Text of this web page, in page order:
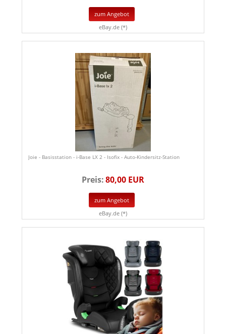
zum Angebot
eBay.de (*)
Joie - Basisstation - i-Base LX 2 - Isofix - Auto-Kindersitz-Station
Preis:80,00 EUR
zum Angebot
eBay.de (*)